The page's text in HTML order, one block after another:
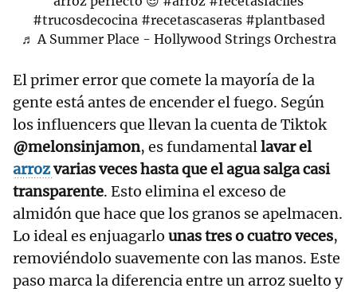
#trucosdecocina #recetascaseras #plantbased
♬ A Summer Place - Hollywood Strings Orchestra
El primer error que comete la mayoría de la
gente está antes de encender el fuego. Según
los influencers que llevan la cuenta de Tiktok
@melonsinjamon, es fundamentallavar el
arrozvarias veces hasta que el agua salga casi
transparente. Esto elimina el exceso de
almidón que hace que los granos se apelmacen.
Lo ideal es enjuagarlo unas tres o cuatro veces,
removiéndolo suavemente con las manos. Este
paso marca la diferencia entre un arroz suelto y